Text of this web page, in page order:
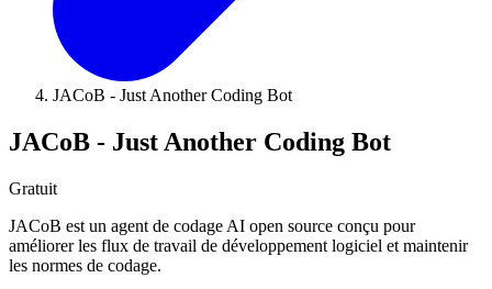
JACoB - Just Another Coding Bot
JACoB - Just Another Coding Bot
Gratuit
JACoB est un agent de codage AI open source conçu pour
améliorer les flux de travail de développement logiciel et maintenir
les normes de codage.